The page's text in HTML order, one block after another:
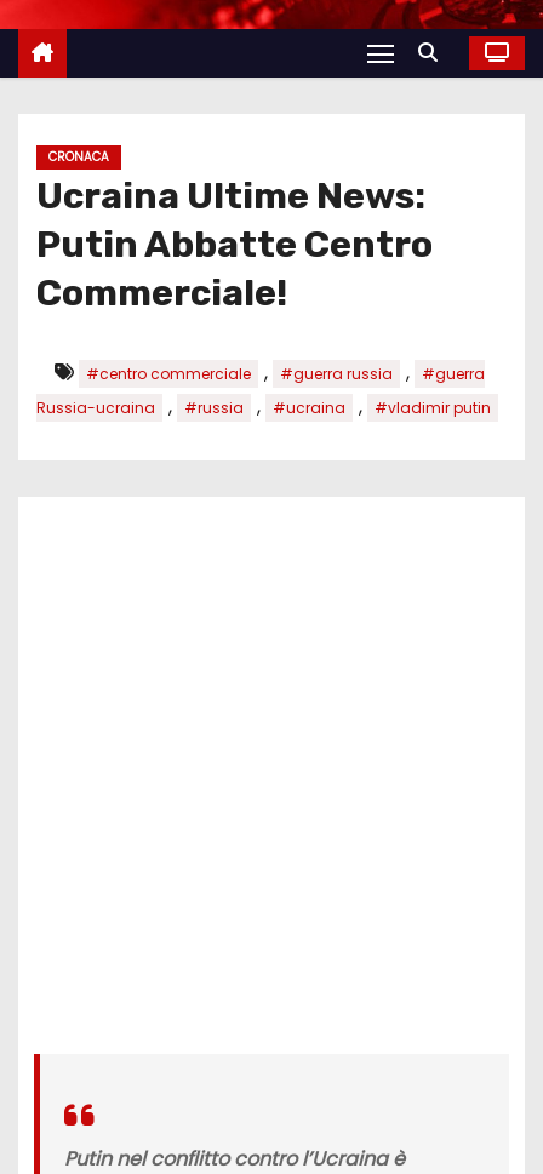
CRONACA
Ucraina Ultime News:
Putin Abbatte Centro
Commerciale!
#centro commerciale , #guerra russia ,
#guerra
Russia-ucraina
, #russia , #ucraina , #vladimir putin
Putin nel conflitto contro l’Ucraina è